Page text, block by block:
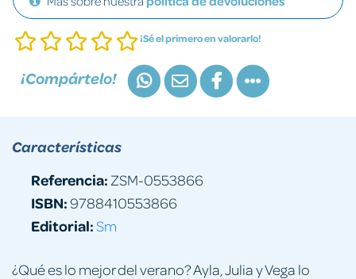
¡Sé el primero en valorarlo!
¡Compártelo!
¿Qué es lo mejor del verano? Ayla, Julia y Vega lo
Características
Referencia: ZSM-0553866
ISBN:9788410553866
Editorial:Sm